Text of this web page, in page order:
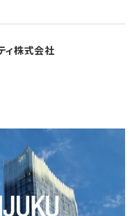
するおそれがある方法により個人
正の手段により取得しません。
る場合
場合であって、当該要配慮個人情報
配慮個人情報を取得する目的の一
益を不当に侵害するおそれがある
学術研究機関等が共同して学術研
共団体、学術研究機関等、個人情報
ィ株式会社